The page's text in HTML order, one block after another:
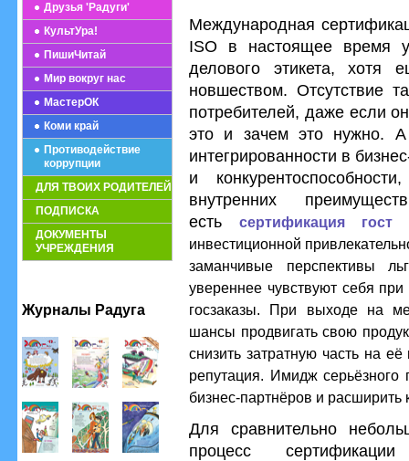
Друзья 'Радуги'
КультУра!
ПишиЧитай
Мир вокруг нас
МастерОК
Коми край
Противодействие
коррупции
ДЛЯ ТВОИХ РОДИТЕЛЕЙ
ПОДПИСКА
ДОКУМЕНТЫ
УЧРЕЖДЕНИЯ
Журналы Радуга
Международная
ISO в настоящее время
делового этикета, хотя
новшеством. Отсутствие
потребителей, даже если
это и зачем это нужно. А
интегрированности в
и
внутренних
есть
сертификация
инвестиционной
заманчивые перспективы
увереннее чувствуют себя
госзаказы. При выходе на
шансы продвигать свою
снизить затратную часть на
репутация. Имидж серьёзного
бизнес-партнёров и
Для сравнительно
процесс